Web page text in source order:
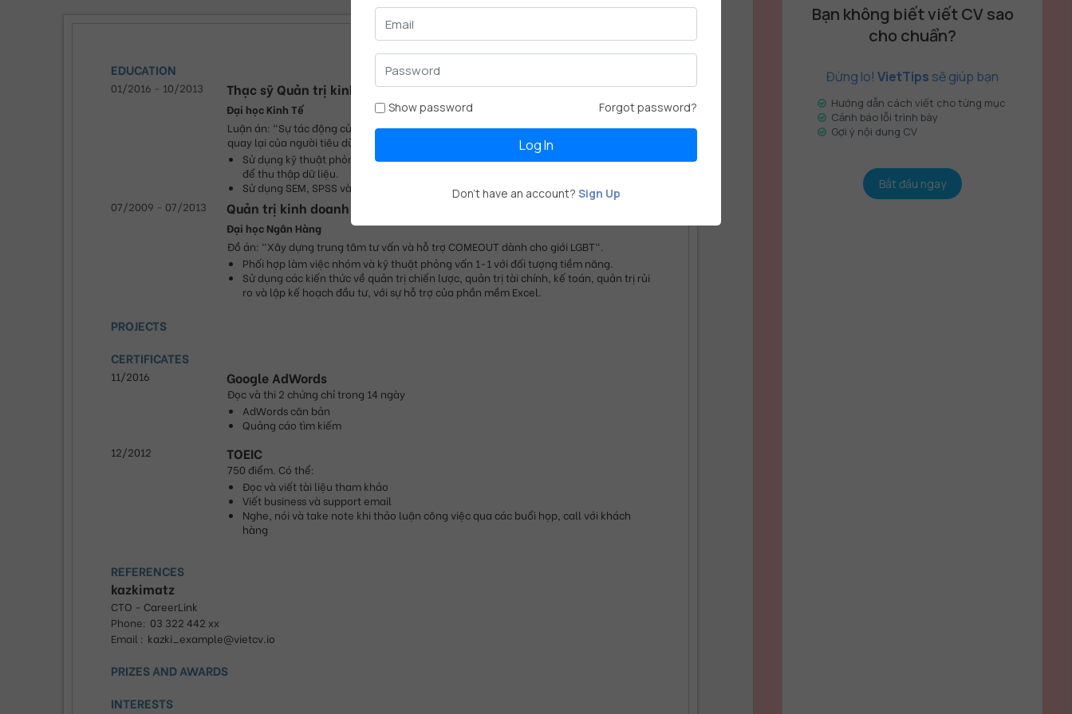
Show password Forgot password?
Log In
Don't have an account? Sign Up
EDUCATION
01/2016 - 10/2013 Thạc sỹ Quản trị kinh doanh
Đại học Kinh Tế
Luận án: "Sự tác động của thương hiệu điện thoại và thương hiệu nhà bán lẻ đến sự
quay lại của người tiêu dùng".
Sử dụng kỹ thuật phỏng vấn chuyên gia, phỏng vấn nhóm và phát phiếu khảo sát
để thu thập dữ liệu.
Sử dụng SEM, SPSS và Excel để thống kê và phân tích dữ liệu.
07/2009 - 07/2013 Quản trị kinh doanh
Đại học Ngân Hàng
Đồ án: "Xây dựng trung tâm tư vấn và hỗ trợ COMEOUT dành cho giới LGBT".
Phối hợp làm việc nhóm và kỹ thuật phỏng vấn 1-1 với đối tượng tiềm năng.
Sử dụng các kiến thức về quản trị chiến lược, quản trị tài chính, kế toán, quản trị rủi
ro và lập kế hoạch đầu tư, với sự hỗ trợ của phần mềm Excel.
PROJECTS
CERTIFICATES
11/2016 Google AdWords
Đọc và thi 2 chứng chỉ trong 14 ngày
AdWords căn bản
Quảng cáo tìm kiếm
12/2012
TOEIC
750 điểm. Có thể:
Đọc và viết tài liệu tham khảo
Viết business và support email
Nghe, nói và take note khi thảo luận công việc qua các buổi họp, call với khách
hàng
REFERENCES
kazkimatz
CTO - CareerLink
Phone: 03 322 442 xx
Email : kazki_example@vietcv.io
PRIZES AND AWARDS
INTERESTS
Bạn không biết viết CV sao
cho chuẩn?
Đừng lo! VietTips sẽ giúp bạn
Hướng dẫn cách viết cho từng mục
Cảnh báo lỗi trình bày
Gợi ý nội dung CV
Bắt đầu ngay